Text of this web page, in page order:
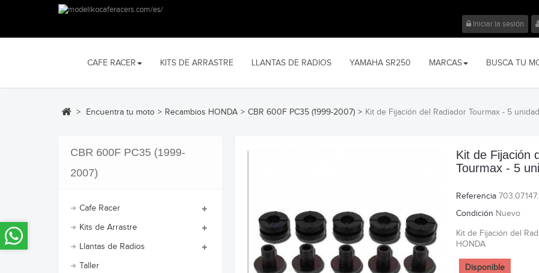
Iniciar la sesión
CAFE RACER KITS DE ARRASTRE LLANTAS DE RADIOS YAMAHA SR250 MARCAS BUSCA TU
> Encuentra tu moto > Recambios HONDA > CBR 600F PC35 (1999-2007) > Kit de Fijación del Radiador Tourmax - 5
CBR 600F PC35 (1999-
2007)
Cafe Racer
Kits de Arrastre
Llantas de Radios
Taller
Kit de Fijación
Tourmax - 5
Referencia
Condición Nuevo
Kit de Fijación del
HONDA
Disponible